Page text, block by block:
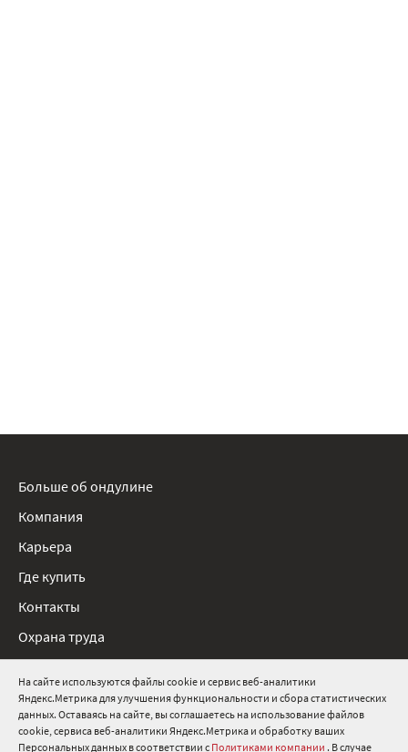
На сайте используются файлы cookie и сервис веб-аналитики
Яндекс.Метрика для улучшения функциональности и сбора статистических
данных. Оставаясь на сайте, вы соглашаетесь на использование файлов
cookie, сервиса веб-аналитики Яндекс.Метрика и обработку ваших
Персональных данных в соответствии с Политиками компании . В случае
8 800 511 91 82
info@onduline.ru
Больше об ондулине
Компания
Карьера
Где купить
Контакты
Охрана труда